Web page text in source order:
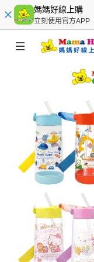
媽媽好線上購
立刻使用官方APP